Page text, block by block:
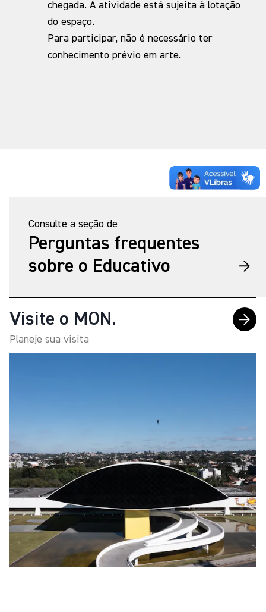
chegada. A atividade está sujeita à lotação
do espaço.
Para participar, não é necessário ter
conhecimento prévio em arte.
Consulte a seção de
Perguntas frequentes
sobre o Educativo
Visite o MON.
Planeje sua visita